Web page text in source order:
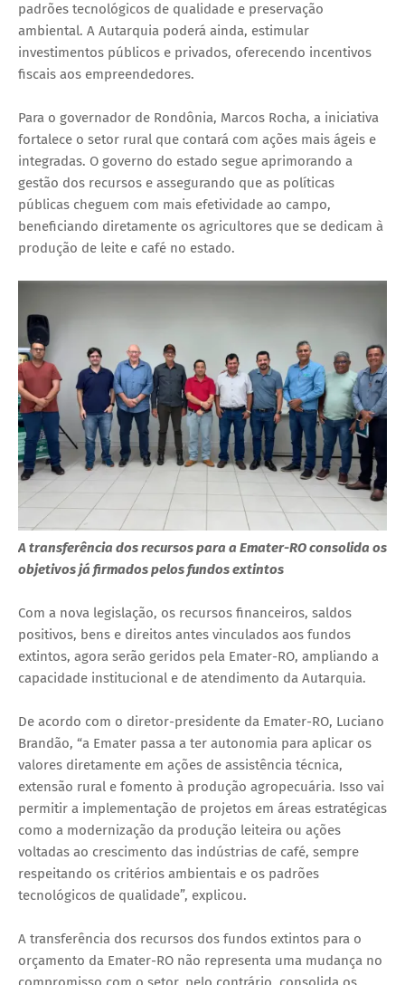
padrões tecnológicos de qualidade e preservação
ambiental. A Autarquia poderá ainda, estimular
investimentos públicos e privados, oferecendo incentivos
fiscais aos empreendedores.
Para o governador de Rondônia, Marcos Rocha, a iniciativa
fortalece o setor rural que contará com ações mais ágeis e
integradas. O governo do estado segue aprimorando a
gestão dos recursos e assegurando que as políticas
públicas cheguem com mais efetividade ao campo,
beneficiando diretamente os agricultores que se dedicam à
produção de leite e café no estado.
A transferência dos recursos para a Emater-RO consolida os
objetivos já firmados pelos fundos extintos
Com a nova legislação, os recursos financeiros, saldos
positivos, bens e direitos antes vinculados aos fundos
extintos, agora serão geridos pela Emater-RO, ampliando a
capacidade institucional e de atendimento da Autarquia.
De acordo com o diretor-presidente da Emater-RO, Luciano
Brandão, “a Emater passa a ter autonomia para aplicar os
valores diretamente em ações de assistência técnica,
extensão rural e fomento à produção agropecuária. Isso vai
permitir a implementação de projetos em áreas estratégicas
como a modernização da produção leiteira ou ações
voltadas ao crescimento das indústrias de café, sempre
respeitando os critérios ambientais e os padrões
tecnológicos de qualidade”, explicou.
A transferência dos recursos dos fundos extintos para o
orçamento da Emater-RO não representa uma mudança no